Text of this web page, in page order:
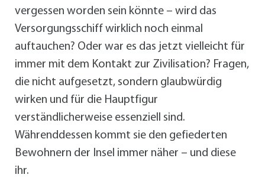
vergessen worden sein könnte – wird das
Versorgungsschiff wirklich noch einmal
auftauchen? Oder war es das jetzt vielleicht für
immer mit dem Kontakt zur Zivilisation? Fragen,
die nicht aufgesetzt, sondern glaubwürdig
wirken und für die Hauptfigur
verständlicherweise essenziell sind.
Währenddessen kommt sie den gefiederten
Bewohnern der Insel immer näher – und diese
ihr.